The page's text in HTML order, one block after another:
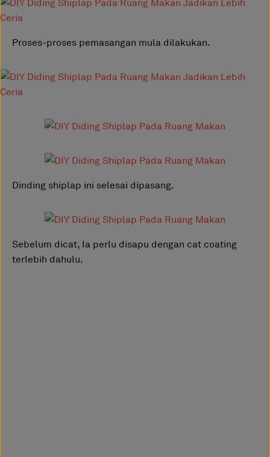
Proses-proses pemasangan mula dilakukan.
Dinding shiplap ini selesai dipasang.
Sebelum dicat, Ia perlu disapu dengan cat coating
terlebih dahulu.